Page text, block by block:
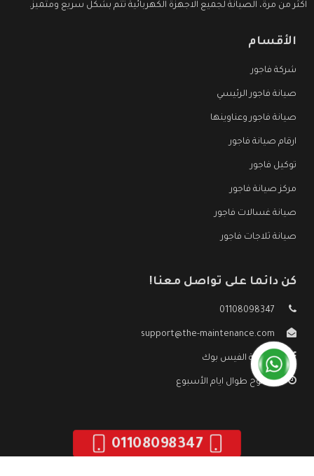
اكثر من مرة، الصيانة لجميع الاجهزة الكهربائية تتم بشكل سريع ومتميز.
الأقسام
شركة فاجور
صيانة فاجور الرئيسي
صيانة فاجور وعناوينها
ارقام صيانة فاجور
توكيل فاجور
مركز صيانة فاجور
صيانة غسالات فاجور
صيانة ثلاجات فاجور
كن دائما على تواصل معنا!
01108098347
support@the-maintenance.com
صفحة الفيس بوك
مفتوح طوال ايام الأسبوع
01108098347